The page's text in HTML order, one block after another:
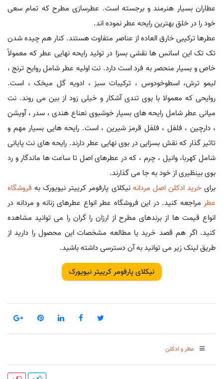
عطاران بسیار هنرمند و برجسته است. عطرسازی مطرح که تمام سعی
خود را در خلق بهترین رایحه عطر نموده اند.
عطرها ترکیبی خارق العاده از عناصر متفاوت هستند. کنار هم چیده شدن
تک تک این اسانس ها نقشی بسزا در تولید رایحه نهایی عطر که معمولاً
خاص و بسیار منحصر به فرد است دارد. نت اولیه عطر شامل روایح ترنج ،
لیمو ترش، اسطوخودوس ، ترکیبات سبز ، ادویه گل میخک ، است.
روایحی که معمولا با بوی تندی آشکار و خیلی زود از بین می روند. نت
میانی عطر شامل رایحه های بسیار خوشبوی نعناع هندی ، سدر ، آویشن
، دارچین ، فلفل ، فلفل قرمز شیرین ، است. رایحه هایی بسیار مهم و
تاثیر گذار که نقش بسزایی در بوی نهایی عطر دارند. رایحه های نت پایانی
شامل کهربا، وانیل ، چرم ، که در عطرهای اصل تا ساعت ها ماندگار و رد
بوی بینظیری از خود به جا می گذارند.
برایخرید ادکلن اصل مردانه نیکلای پارفومر کرییتر نیویورک به فروشگاه
عطر مراجعه کنید. در این فروشگاه عطر انواع عطرهای زنانه و مردانه در
انواع قیمت ها از برندهای مطرح از ارزان را گران را می توانید مشاهده
کنید. اگر هم قصد خرید یا مطالعه مشخصات این محصول را دارید از
طریق لینک زیر می توانید به آن دسترسی داشته باشید.
نیکلای پارفومر کرییتر نیویورک
عطر و ادکلن